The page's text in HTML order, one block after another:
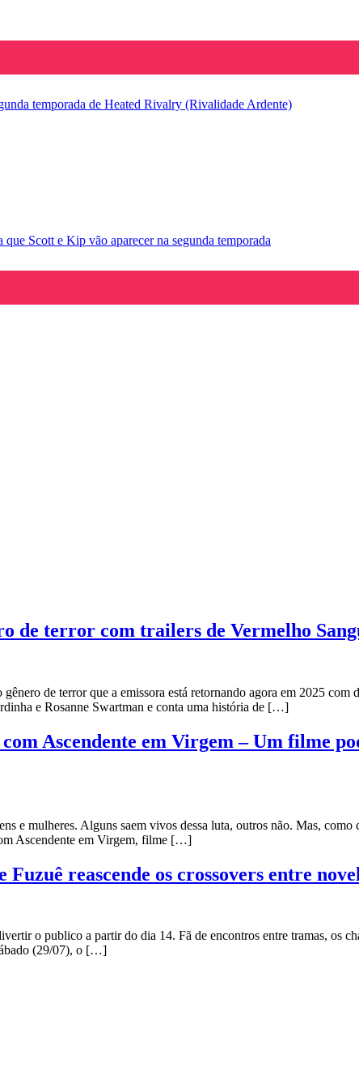
temporada de Heated Rivalry (Rivalidade Ardente)
Scott e Kip vão aparecer na segunda temporada
de terror com trailers de Vermelho
de terror que a emissora está retornando agora em 2025 com
e Rosanne Swartman e conta uma história de […]
Ascendente em Virgem – Um filme
e mulheres. Alguns saem vivos dessa luta, outros não. Mas,
Ascendente em Virgem, filme […]
reascende os crossovers entre
o publico a partir do dia 14. Fã de encontros entre tramas, os
(29/07), o […]